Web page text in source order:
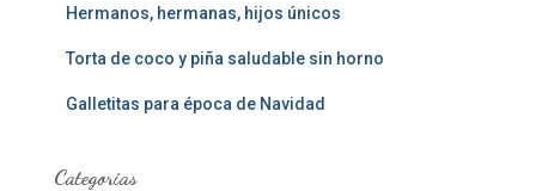
Hermanos, hermanas, hijos únicos
Torta de coco y piña saludable sin horno
Galletitas para época de Navidad
Categorias